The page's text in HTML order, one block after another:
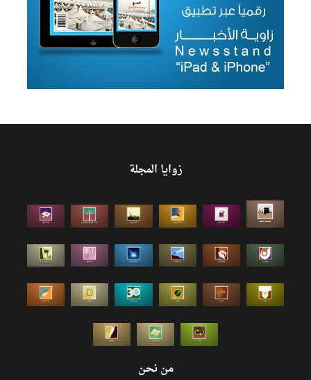
زوايا المجلة
من نحن